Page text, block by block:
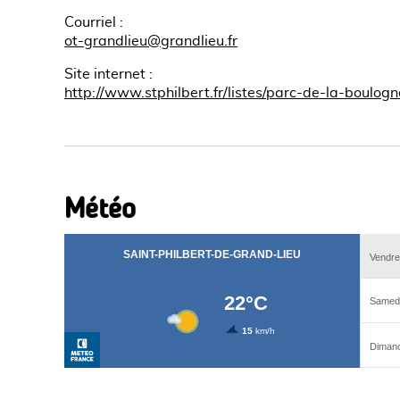
Courriel
:
ot-grandlieu@grandlieu.fr
Site internet :
http://www.stphilbert.fr/listes/parc-de-la-
Météo